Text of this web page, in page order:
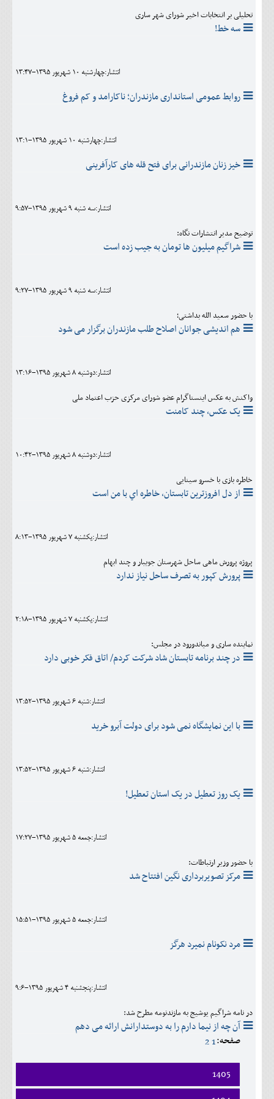
تحلیلی بر انتخابات اخیر شورای شهر ساری
سه خط!
انتشار:چهارشنبه 10 شهريور 1395-13:47
روابط عمومی استانداری مازندران؛ ناکارامد و کم فروغ
انتشار:چهارشنبه 10 شهريور 1395-13:1
خیز زنان مازندرانی برای فتح قله های کارآفرینی
انتشار:سه شنبه 9 شهريور 1395-9:57
توضیح مدیر انتشارات نگاه:
شراگیم میلیون ها تومان به جیب زده است
انتشار:سه شنبه 9 شهريور 1395-9:27
با حضور سعید الله بداشتی؛
هم اندیشی جوانان اصلاح طلب مازندران برگزار می شود
انتشار:دوشنبه 8 شهريور 1395-13:16
واکنش به عکس اینستاگرام عضو شورای مرکزی حزب اعتماد ملی
یک عکس، چند کامنت
انتشار:دوشنبه 8 شهريور 1395-10:42
خاطره بازی با خسرو سینایی
از دل افروزترين تابستان، خاطره اي با من است
انتشار:يکشنبه 7 شهريور 1395-8:13
پروژه پرورش ماهی ساحل شهرستان جویبار و چند ابهام
پرورش کپور به تصرف ساحل نیاز ندارد
انتشار:يکشنبه 7 شهريور 1395-2:18
نماینده ساری و میاندورود در مجلس:
در چند برنامه تابستان شاد شرکت کردم/ اتاق فکر خوبی دارد
انتشار:شنبه 6 شهريور 1395-13:52
با این نمایشگاه نمی شود برای دولت آبرو خرید
انتشار:شنبه 6 شهريور 1395-13:52
یک روز تعطیل در یک استان تعطیل!
انتشار:جمعه 5 شهريور 1395-17:27
با حضور وزیر ارتباطات:
مرکز تصویربرداری نگین افتتاح شد
انتشار:جمعه 5 شهريور 1395-15:51
مرد نکونام نمیرد هرگز
انتشار:پنجشنبه 4 شهريور 1395-9:6
در نامه شراگیم یوشیج به مازندنومه مطرح شد:
آن چه از نیما دارم را به دوستدارانش ارائه می دهم
صفحه:1
2
1405